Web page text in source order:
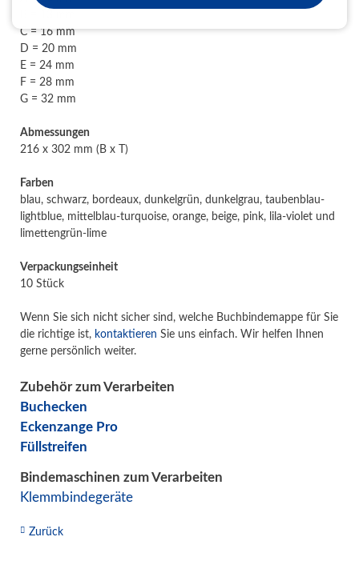
C = 16 mm
D = 20 mm
E = 24 mm
F = 28 mm
G = 32 mm
Abmessungen
216 x 302 mm (B x T)
Farben
blau, schwarz, bordeaux, dunkelgrün, dunkelgrau, taubenblau-
lightblue, mittelblau-turquoise, orange, beige, pink, lila-violet und
limettengrün-lime
Verpackungseinheit
10 Stück
Wenn Sie sich nicht sicher sind, welche Buchbindemappe für Sie
die richtige ist, kontaktieren Sie uns einfach. Wir helfen Ihnen
gerne persönlich weiter.
Zubehör zum Verarbeiten
Buchecken
Eckenzange Pro
Füllstreifen
Bindemaschinen zum Verarbeiten
Klemmbindegeräte
Zurück